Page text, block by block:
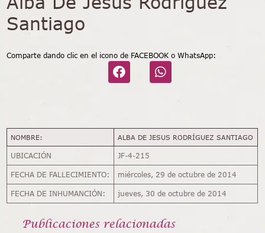
Santiago
Comparte dando clic en el icono de FACEBOOK o WhatsApp:
NOMBRE: ALBA DE JESUS RODRÍGUEZ SANTIAGO
UBICACIÓN JF-4-215
FECHA DE FALLECIMIENTO: miércoles, 29 de octubre de 2014
FECHA DE INHUMANCIÓN: jueves, 30 de octubre de 2014
Publicaciones relacionadas